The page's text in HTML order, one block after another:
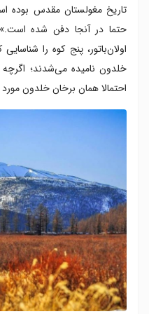
تاریخ مغولستان مقدس بوده
حتما در آنجا دفن شده
اولان‌باتور، پنج کوه را
خلدون نامیده می‌شدند؛
احتمالا همان برخان خلدون